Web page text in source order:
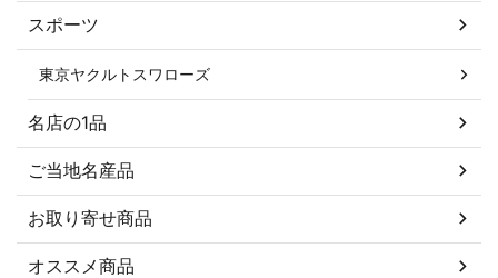
スポーツ
東京ヤクルトスワローズ
名店の1品
ご当地名産品
お取り寄せ商品
オススメ商品